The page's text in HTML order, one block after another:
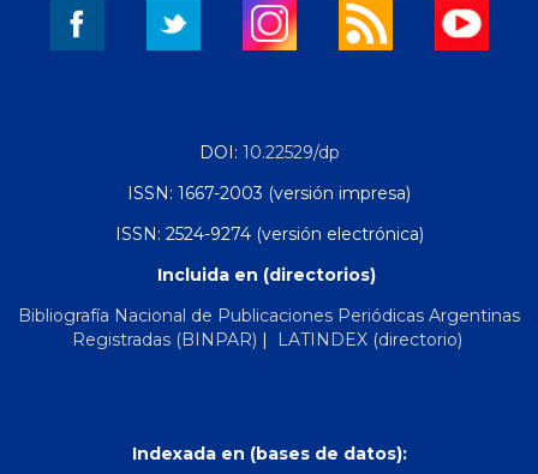
DOI: 10.22529/dp
ISSN: 1667-2003 (versión impresa)
ISSN: 2524-9274 (versión electrónica)
Incluida en (directorios)
Bibliografía Nacional de Publicaciones Periódicas Argentinas
Registradas (BINPAR) | LATINDEX (directorio)
Indexada en (bases de datos):